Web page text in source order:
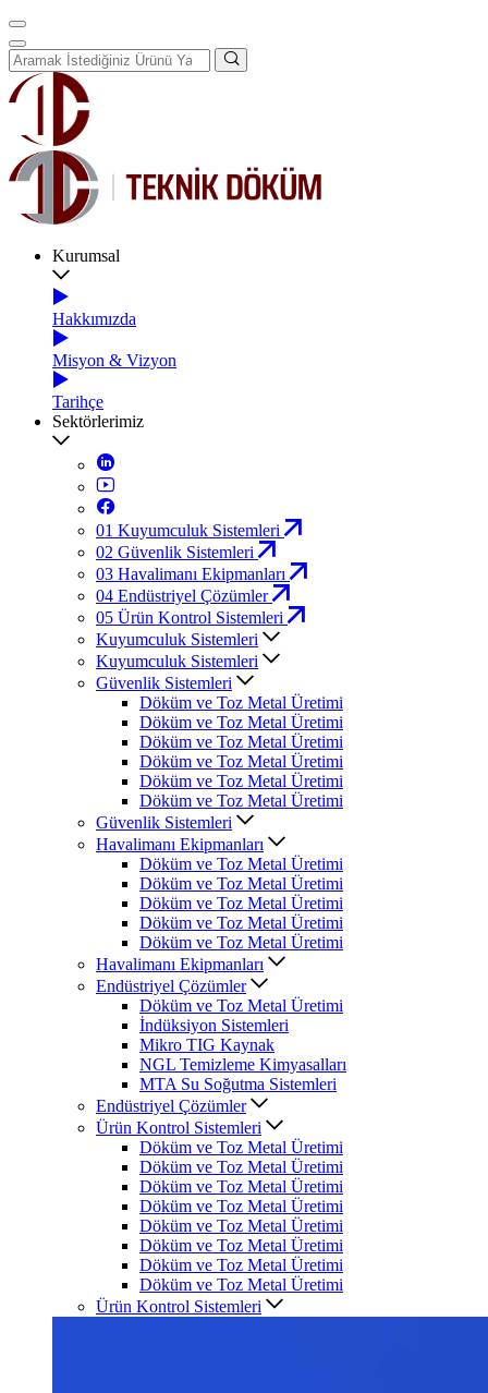
Kurumsal
Hakkımızda
Misyon & Vizyon
Tarihçe
Sektörlerimiz
01 Kuyumculuk Sistemleri
02 Güvenlik Sistemleri
03 Havalimanı Ekipmanları
04 Endüstriyel Çözümler
05 Ürün Kontrol Sistemleri
Kuyumculuk Sistemleri
Kuyumculuk Sistemleri
Güvenlik Sistemleri
Döküm ve Toz Metal Üretimi
Döküm ve Toz Metal Üretimi
Döküm ve Toz Metal Üretimi
Döküm ve Toz Metal Üretimi
Döküm ve Toz Metal Üretimi
Döküm ve Toz Metal Üretimi
Güvenlik Sistemleri
Havalimanı Ekipmanları
Döküm ve Toz Metal Üretimi
Döküm ve Toz Metal Üretimi
Döküm ve Toz Metal Üretimi
Döküm ve Toz Metal Üretimi
Döküm ve Toz Metal Üretimi
Havalimanı Ekipmanları
Endüstriyel Çözümler
Döküm ve Toz Metal Üretimi
İndüksiyon Sistemleri
Mikro TIG Kaynak
NGL Temizleme Kimyasalları
MTA Su Soğutma Sistemleri
Endüstriyel Çözümler
Ürün Kontrol Sistemleri
Döküm ve Toz Metal Üretimi
Döküm ve Toz Metal Üretimi
Döküm ve Toz Metal Üretimi
Döküm ve Toz Metal Üretimi
Döküm ve Toz Metal Üretimi
Döküm ve Toz Metal Üretimi
Döküm ve Toz Metal Üretimi
Döküm ve Toz Metal Üretimi
Ürün Kontrol Sistemleri